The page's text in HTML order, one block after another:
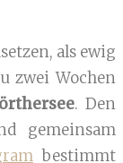
als ewig
zwei Wochen
. Den
gemeinsam
bestimmt